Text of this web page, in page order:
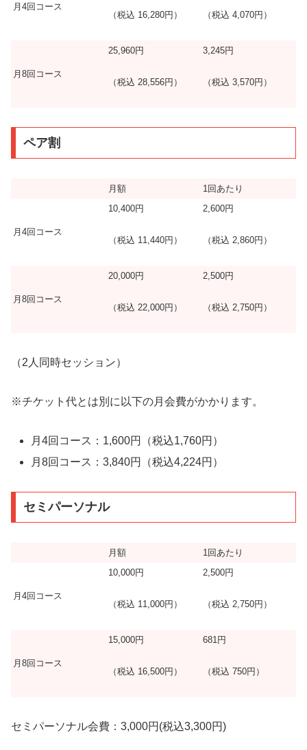
月4回コース
（税込 16,280円） （税込 4,070円）
月8回コース
25,960円
（税込 28,556円）
3,245円
（税込 3,570円）
ペア割
月額 1回あたり
月4回コース
10,400円
（税込 11,440円）
2,600円
（税込 2,860円）
月8回コース
20,000円
（税込 22,000円）
2,500円
（税込 2,750円）
（2人同時セッション）
※チケット代とは別に以下の月会費がかかります。
月4回コース：1,600円（税込1,760円）
月8回コース：3,840円（税込4,224円）
セミパーソナル
月額 1回あたり
月4回コース
10,000円
（税込 11,000円）
2,500円
（税込 2,750円）
月8回コース
15,000円
（税込 16,500円）
681円
（税込 750円）
セミパーソナル会費：3,000円(税込3,300円)